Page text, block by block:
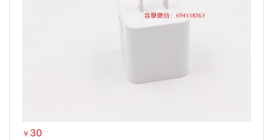
￥ 30